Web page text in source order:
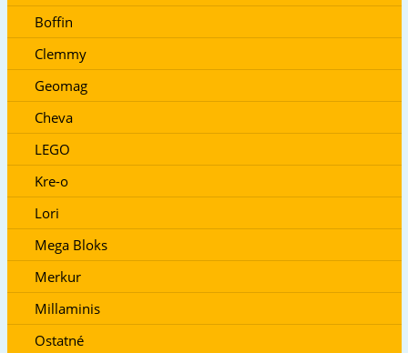
Boffin
Clemmy
Geomag
Cheva
LEGO
Kre-o
Lori
Mega Bloks
Merkur
Millaminis
Ostatné